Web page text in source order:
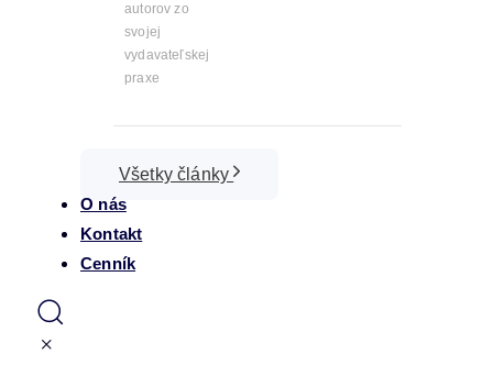
autorov zo
svojej
vydavateľskej
praxe
Všetky články
O nás
Kontakt
Cenník